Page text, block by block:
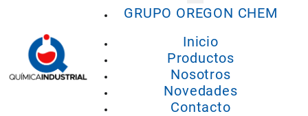
GRUPO OREGON CHEM
Inicio
Productos
Nosotros
Novedades
Contacto